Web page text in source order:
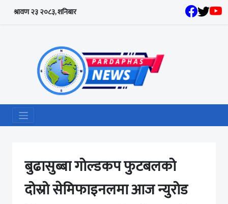
श्रावण २३ २०८३, शनिबार
बुढासुब्बा गोल्डकप फुटबलको
दोस्रो सेमिफाइनलमा आज न्युरोड